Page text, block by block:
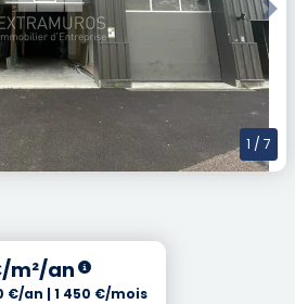
1 / 7
m²/an
€/an | 1 450 €/mois